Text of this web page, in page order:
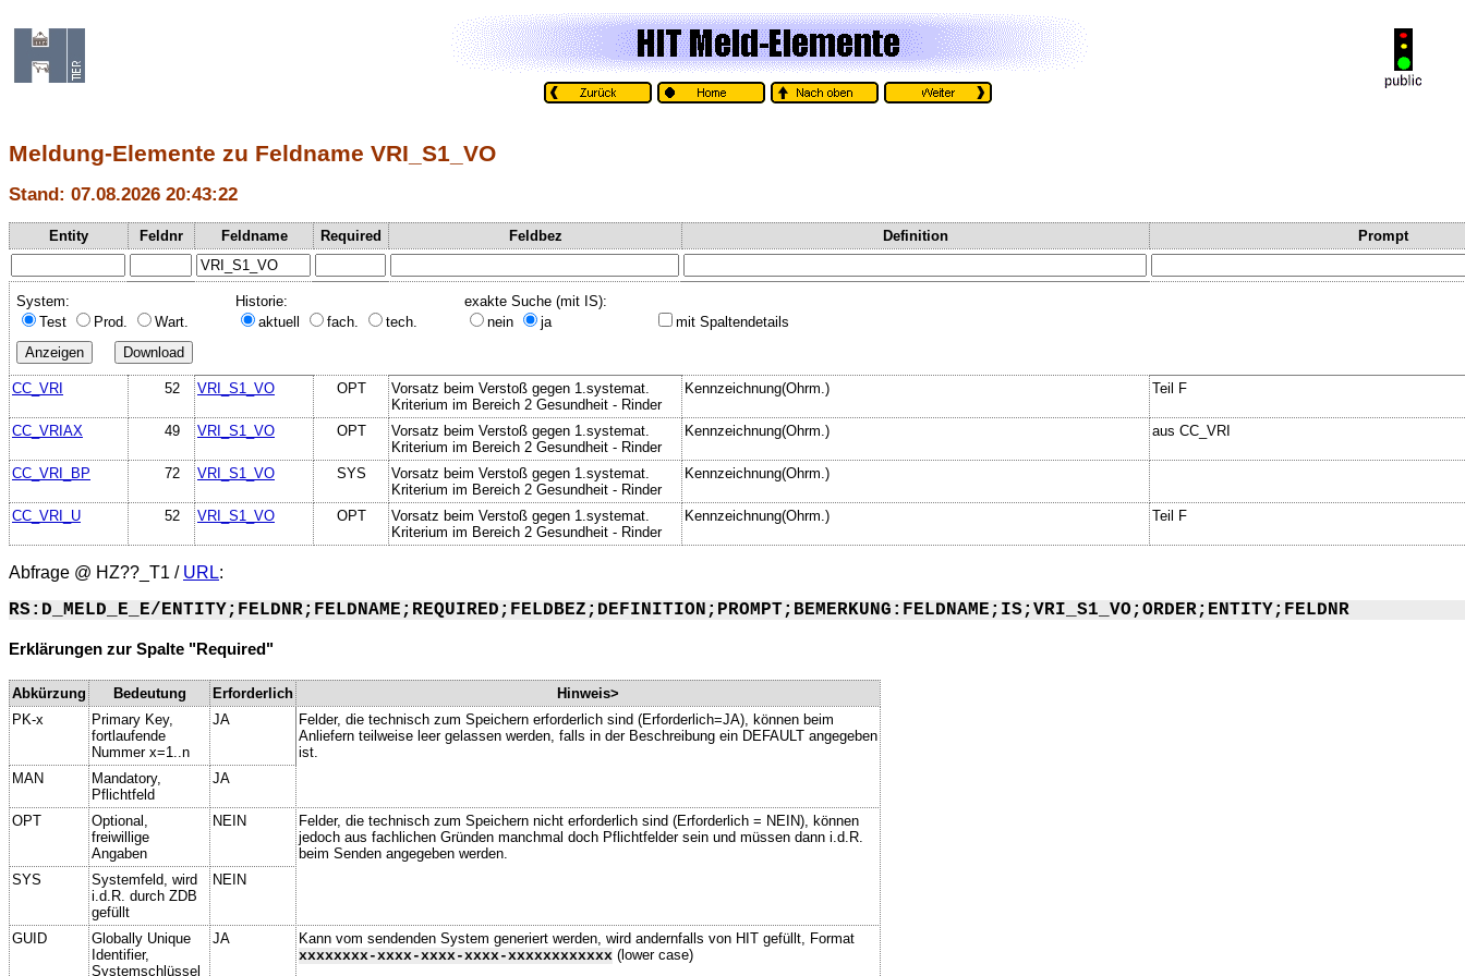
Meldung-Elemente zu Feldname VRI_S1_VO
Stand: 07.08.2026 20:43:22
Entity Feldnr Feldname Required Feldbez Definition Prompt
System:
Test
Prod. Wart.
Historie:
aktuell
fach. tech.
exakte Suche (mit IS):
nein
ja mit Spaltendetails
CC_VRI 52 VRI_S1_VO OPT
Vorsatz beim Verstoß gegen 1.systemat.
Kriterium im Bereich 2 Gesundheit - Rinder
Kennzeichnung(Ohrm.) Teil F
CC_VRIAX 49 VRI_S1_VO OPT
Vorsatz beim Verstoß gegen 1.systemat.
Kriterium im Bereich 2 Gesundheit - Rinder
Kennzeichnung(Ohrm.) aus CC_VRI
CC_VRI_BP 72 VRI_S1_VO SYS
Vorsatz beim Verstoß gegen 1.systemat.
Kriterium im Bereich 2 Gesundheit - Rinder
Kennzeichnung(Ohrm.)
CC_VRI_U 52 VRI_S1_VO OPT
Vorsatz beim Verstoß gegen 1.systemat.
Kriterium im Bereich 2 Gesundheit - Rinder
Kennzeichnung(Ohrm.) Teil F
Abfrage @ HZ??_T1 / URL:
RS:D_MELD_E_E/ENTITY;FELDNR;FELDNAME;REQUIRED;FELDBEZ;DEFINITION;PROMPT;BEMERKUNG:FELDNAME;IS;VRI_S1_VO;ORDER;ENTITY;FELDNR
Erklärungen zur Spalte "Required"
Abkürzung Bedeutung Erforderlich
Hinweis>
PK-x
Primary Key,
fortlaufende
Nummer x=1..n
JA
Felder, die technisch zum Speichern erforderlich sind (Erforderlich=JA), können beim
Anliefern teilweise leer gelassen werden, falls in der Beschreibung ein DEFAULT angegeben
ist.
MAN
Mandatory,
Pflichtfeld
JA
OPT
Optional,
freiwillige
Angaben
NEIN
Felder, die technisch zum Speichern nicht erforderlich sind (Erforderlich = NEIN), können
jedoch aus fachlichen Gründen manchmal doch Pflichtfelder sein und müssen dann i.d.R.
beim Senden angegeben werden.
SYS
Systemfeld, wird
i.d.R. durch ZDB
gefüllt
NEIN
GUID
Globally Unique
Identifier,
Systemschlüssel
JA
Kann vom sendenden System generiert werden, wird andernfalls von HIT gefüllt, Format
xxxxxxxx-xxxx-xxxx-xxxx-xxxxxxxxxxxx (lower case)